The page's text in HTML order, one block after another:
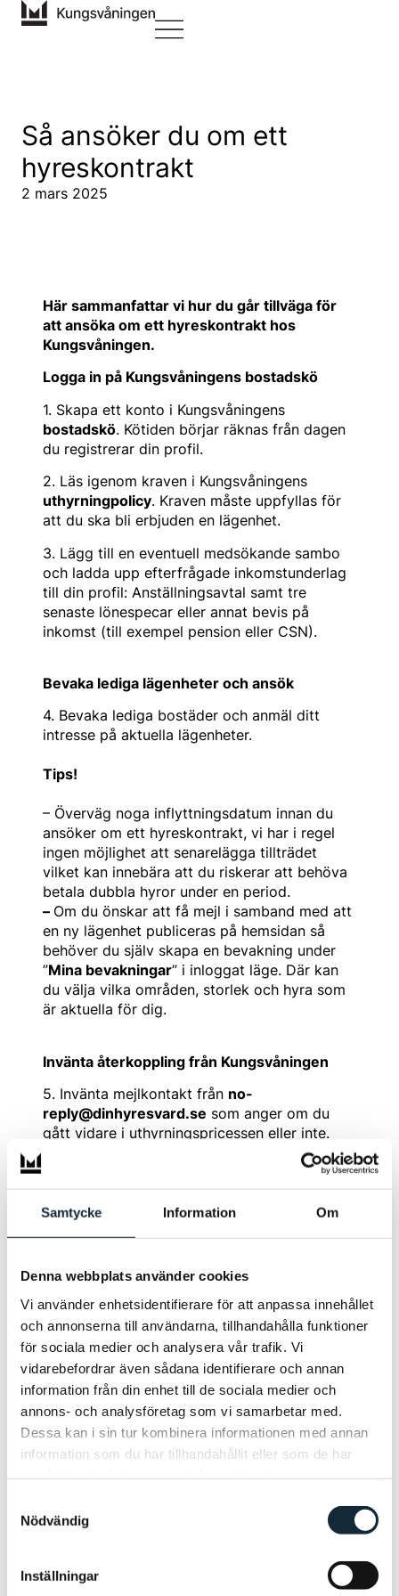
Samtycke Information Om
Denna webbplats använder cookies
Vi använder enhetsidentifierare för att anpassa innehållet
och annonserna till användarna, tillhandahålla funktioner
för sociala medier och analysera vår trafik. Vi
vidarebefordrar även sådana identifierare och annan
information från din enhet till de sociala medier och
annons- och analysföretag som vi samarbetar med.
Dessa kan i sin tur kombinera informationen med annan
information som du har tillhandahållit eller som de har
Nödvändig
Inställningar
Så ansöker du om ett
hyreskontrakt
2 mars 2025
Här sammanfattar vi hur du går tillväga för
att ansöka om ett hyreskontrakt hos
Kungsvåningen.
Logga in på Kungsvåningens bostadskö
1. Skapa ett konto i Kungsvåningens
bostadskö. Kötiden börjar räknas från dagen
du registrerar din profil.
2. Läs igenom kraven i Kungsvåningens
uthyrningpolicy. Kraven måste uppfyllas för
att du ska bli erbjuden en lägenhet.
3. Lägg till en eventuell medsökande sambo
och ladda upp efterfrågade inkomstunderlag
till din profil: Anställningsavtal samt tre
senaste lönespecar eller annat bevis på
inkomst (till exempel pension eller CSN).
Bevaka lediga lägenheter och ansök
4. Bevaka lediga bostäder och anmäl ditt
intresse på aktuella lägenheter.
Tips!
– Överväg noga inflyttningsdatum innan du
ansöker om ett hyreskontrakt, vi har i regel
ingen möjlighet att senarelägga tillträdet
vilket kan innebära att du riskerar att behöva
betala dubbla hyror under en period.
– Om du önskar att få mejl i samband med att
en ny lägenhet publiceras på hemsidan så
behöver du själv skapa en bevakning under
”Mina bevakningar” i inloggat läge. Där kan
du välja vilka områden, storlek och hyra som
är aktuella för dig.
Invänta återkoppling från Kungsvåningen
5. Invänta mejlkontakt från no-
reply@dinhyresvard.se som anger om du
gått vidare i uthyrningspricessen eller inte.
Om din intresseanmälan har status “nekad”
intresseanmälan och att bostaden har hyrts ut
till någon annan.
6. Om du får ett mejl som anger ”Möjlighet till
uthyrningsprocessen. Besvara erbjudandet så
snart som möjligt, oavsett om du är
intresserad eller inte. På så sätt undviker du
att vi ’hoppar över’ dig när nästa erbjudande
skickas. Vi kan komma att efterfråga
ytterligare information, till exempel om din
nuvarande bostad och antalet personer som
ingår i hushållet.
mejl. Vid nyproduktion hålls inga visningar.
bostaden skickas ett hyreskontrakt digitalt